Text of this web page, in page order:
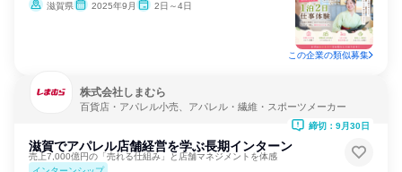
滋賀県
2025年9月 2日～4日
この企業の類似募集
株式会社しまむら
百貨店・アパレル小売、アパレル・繊維・スポーツメーカー
滋賀でアパレル店舗経営を学ぶ長期インターン
売上7,000億円の「売れる仕組み」と店舗マネジメントを体感
締切：9月30日